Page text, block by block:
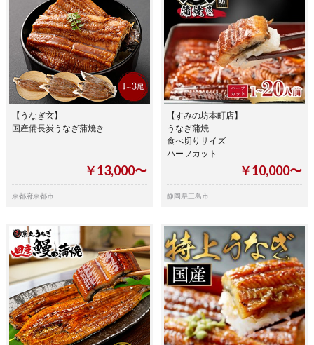
【うなぎ玄】
国産備長炭うなぎ蒲焼き
￥13,000〜
京都府京都市
【すみの坊本町店】
うなぎ蒲焼
食べ切りサイズ
ハーフカット
￥10,000〜
静岡県三島市